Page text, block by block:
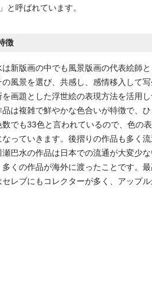
と呼ばれています。
徴
は新版画の中でも風景版画の代表絵師
の風景を選び、共感し、感情移入して
画題とした浮世絵の表現方法を活用
品は複雑で鮮やかな色合いが特徴で、
数でも33色と言われているので、色の
なっていきます。後摺りの作品も多く
瀬巴水の作品は日本での流通が大変少
多くの作品が海外に渡ったことです。
セレブにもコレクターが多く、アップ